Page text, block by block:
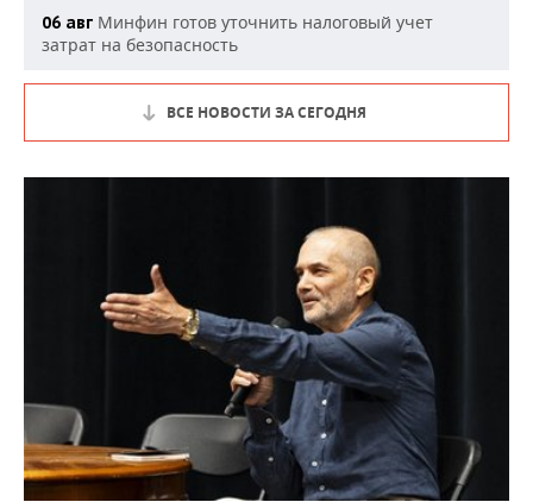
06 авг Минфин готов уточнить налоговый учет
затрат на безопасность
ВСЕ НОВОСТИ ЗА СЕГОДНЯ